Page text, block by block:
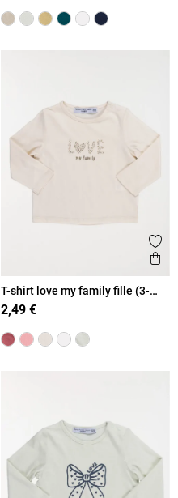
T-shirt love my family fille (3-
36M)
2,49 €